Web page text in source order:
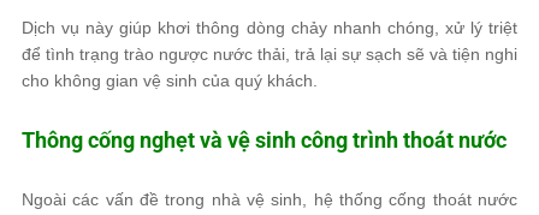
Dịch vụ này giúp khơi thông dòng chảy nhanh chóng, xử lý triệt
để tình trạng trào ngược nước thải, trả lại sự sạch sẽ và tiện nghi
cho không gian vệ sinh của quý khách.
Thông cống nghẹt và vệ sinh công trình thoát nước
Ngoài các vấn đề trong nhà vệ sinh, hệ thống cống thoát nước